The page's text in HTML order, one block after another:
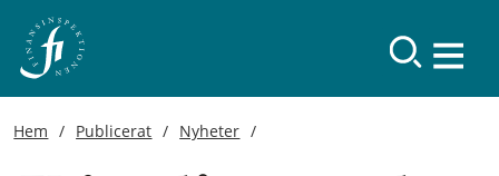
Hem Publicerat Nyheter